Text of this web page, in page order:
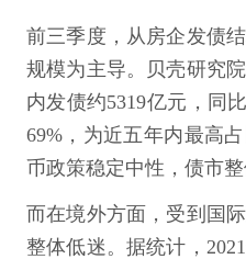
前三季度，从房企发债
规模为主导。贝壳研究
内发债约5319亿元，同
69%，为近五年内最高
币政策稳定中性，债市整
而在境外方面，受到国
整体低迷。据统计，